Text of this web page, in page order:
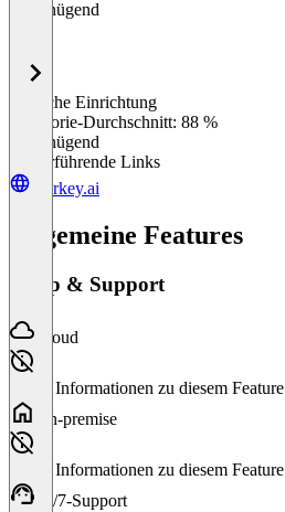
Ungenügend
Einfache Einrichtung
Kategorie-Durchschnitt: 88 %
Ungenügend
Weiterführende Links
workey.ai
Allgemeine Features
Setup & Support
Cloud
Keine Informationen zu diesem Feature
On-premise
Keine Informationen zu diesem Feature
24/7-Support